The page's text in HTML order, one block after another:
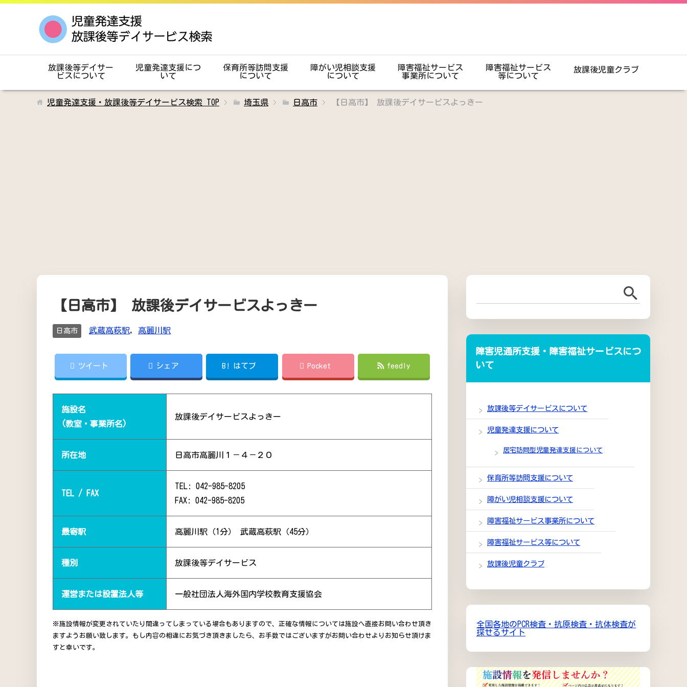
放課後等デイサー
ビスについて
児童発達支援につ
いて
保育所等訪問支援
について
障がい児相談支援
について
障害福祉サービス
事業所について
障害福祉サービス
等について
放課後児童クラブ
児童発達支援・放課後等デイサービス検索 TOP 埼玉県 日高市 【日高市】 放課後デイサービスよっきー
【日高市】 放課後デイサービスよっきー
日高市 武蔵高萩駅, 高麗川駅
ツイート シェア B! はてブ Pocket feedly
施設名
(教室・事業所名)
放課後デイサービスよっきー
所在地 日高市高麗川１－４－２０
TEL / FAX
TEL: 042-985-8205
FAX: 042-985-8205
最寄駅 高麗川駅（1分） 武蔵高萩駅（45分）
種別 放課後等デイサービス
運営または設置法人等 一般社団法人海外国内学校教育支援協会
※施設情報が変更されていたり間違ってしまっている場合もありますので、正確な情報については施設へ直接お問い合わせ頂き
ますようお願い致します。もし内容の相違にお気づき頂きましたら、お手数ではございますがお問い合わせよりお知らせ頂けま
すと幸いです。
障害児通所支援・障害福祉サービスにつ
いて
放課後等デイサービスについて
児童発達支援について
居宅訪問型児童発達支援について
保育所等訪問支援について
障がい児相談支援について
障害福祉サービス事業所について
障害福祉サービス等について
放課後児童クラブ
全国各地のPCR検査・抗原検査・抗体検査が
探せるサイト